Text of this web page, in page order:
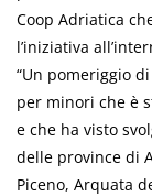
Coop Adriatica
l’iniziativa
“Un pomeriggio
per minori che è
e che ha visto
delle province di
Piceno, Arquata